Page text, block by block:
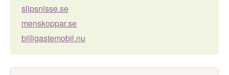
slipsnisse.se
menskoppar.se
billigastemobil.nu